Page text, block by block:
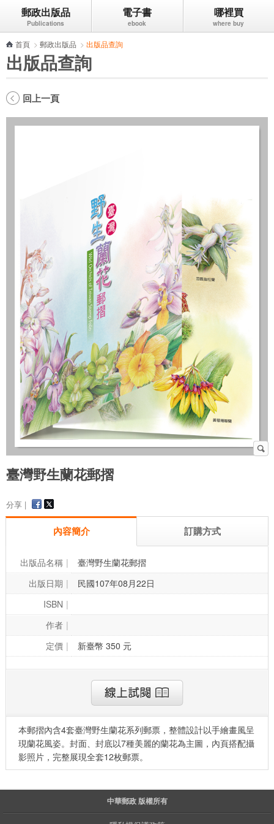
跳到主要內容區塊
郵政出版品 電子書 哪裡買
首頁 > 郵政出版品 > 出版品查詢
出版品查詢
回上一頁
臺灣野生蘭花郵摺
分享 |
內容簡介 訂購方式
出版品名稱
臺灣野生蘭花郵摺
出版日期
民國107年08月22日
ISBN
作者
定價
新臺幣 350 元
本郵摺內含4套臺灣野生蘭花系列郵票，整體設計以手繪畫風呈
現蘭花風姿。封面、封底以7種美麗的蘭花為主圖，內頁搭配攝
影照片，完整展現全套12枚郵票。
中華郵政 版權所有